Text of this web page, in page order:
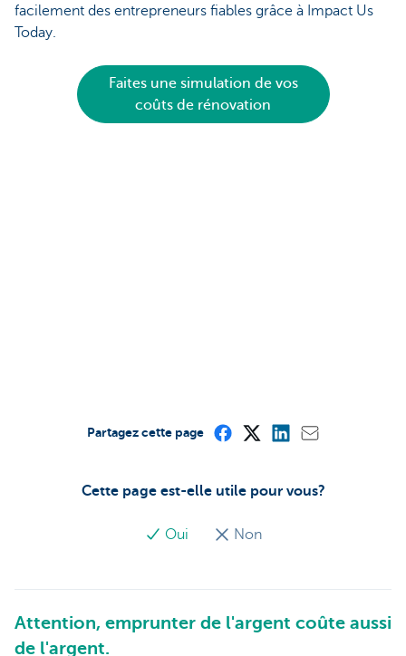
facilement des entrepreneurs fiables grâce à Impact Us
Today.
Faites une simulation de vos
coûts de rénovation
Cette page est-elle utile pour vous?
Oui Non
Partagez cette page
Attention, emprunter de l'argent coûte aussi
de l'argent.